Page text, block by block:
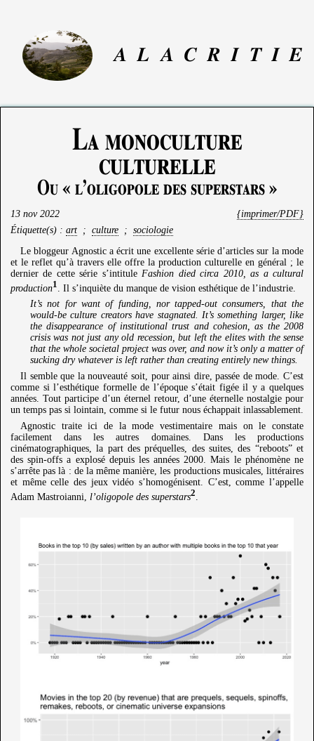
A L A C R I T I E
La monoculture
culturelle
Ou « l’oligopole des superstars »
13 nov 2022
{imprimer/PDF}
Étiquette(s) : art ; culture ; sociologie
Le bloggeur Agnostic a écrit une excellente série d’articles sur la mode
et le reflet qu’à travers elle offre la production culturelle en général ; le
dernier de cette série s’intitule Fashion died circa 2010, as a cultural
production1
. Il s’inquiète du manque de vision esthétique de l’industrie.
It’s not for want of funding, nor tapped-out consumers, that the
would-be culture creators have stagnated. It’s something larger, like
the disappearance of institutional trust and cohesion, as the 2008
crisis was not just any old recession, but left the elites with the sense
that the whole societal project was over, and now it’s only a matter of
sucking dry whatever is left rather than creating entirely new things.
Il semble que la nouveauté soit, pour ainsi dire, passée de mode. C’est
comme si l’esthétique formelle de l’époque s’était figée il y a quelques
années. Tout participe d’un éternel retour, d’une éternelle nostalgie pour
un temps pas si lointain, comme si le futur nous échappait inlassablement.
Agnostic traite ici de la mode vestimentaire mais on le constate
facilement dans les autres domaines. Dans les productions
cinématographiques, la part des préquelles, des suites, des “reboots” et
des spin-offs a explosé depuis les années 2000. Mais le phénomène ne
s’arrête pas là : de la même manière, les productions musicales, littéraires
et même celle des jeux vidéo s’homogénisent. C’est, comme l’appelle
Adam Mastroianni, l’oligopole des superstars2.